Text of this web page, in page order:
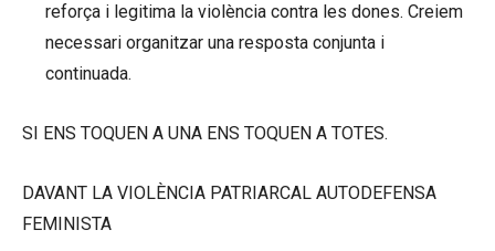
reforça i legitima la violència contra les dones. Creiem
necessari organitzar una resposta conjunta i
continuada.
SI ENS TOQUEN A UNA ENS TOQUEN A TOTES.
DAVANT LA VIOLÈNCIA PATRIARCAL AUTODEFENSA
FEMINISTA